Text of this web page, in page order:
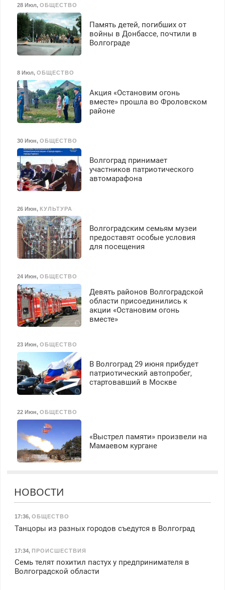
28 Июл, ОБЩЕСТВО
Память детей, погибших от
войны в Донбассе, почтили в
Волгограде
8 Июл, ОБЩЕСТВО
Акция «Остановим огонь
вместе» прошла во Фроловском
районе
30 Июн, ОБЩЕСТВО
Волгоград принимает
участников патриотического
автомарафона
26 Июн, КУЛЬТУРА
Волгоградским семьям музеи
предоставят особые условия
для посещения
24 Июн, ОБЩЕСТВО
Девять районов Волгоградской
области присоединились к
акции «Остановим огонь
вместе»
23 Июн, ОБЩЕСТВО
В Волгоград 29 июня прибудет
патриотический автопробег,
стартовавший в Москве
22 Июн, ОБЩЕСТВО
«Выстрел памяти» произвели на
Мамаевом кургане
НОВОСТИ
17:36, ОБЩЕСТВО
Танцоры из разных городов съедутся в Волгоград
17:34, ПРОИСШЕСТВИЯ
Семь телят похитил пастух у предпринимателя в
Волгоградской области